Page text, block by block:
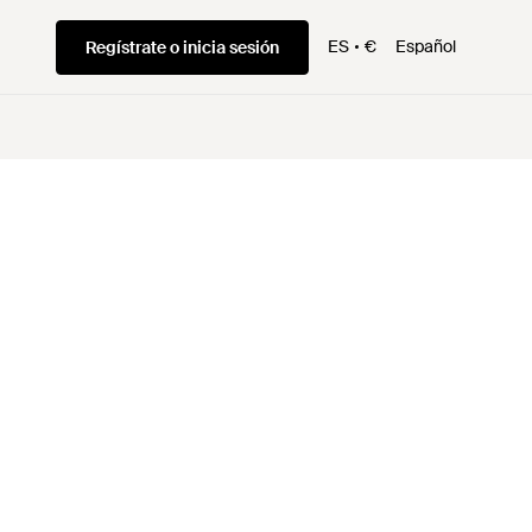
Regístrate o inicia sesión ES € Español